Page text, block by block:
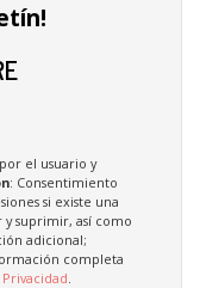
el usuario y
: Consentimiento
si existe una
suprimir, así como
adicional;
completa